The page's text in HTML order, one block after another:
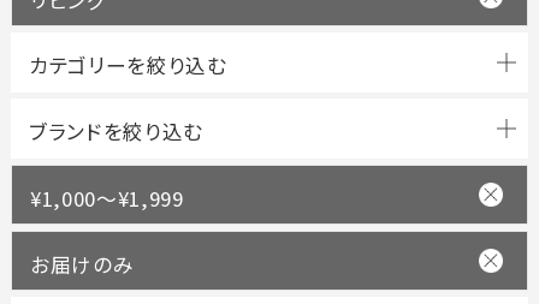
ブランドを絞り込む
¥1,000～¥1,999
お届けのみ